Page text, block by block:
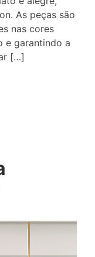
As peças são
nas cores
e garantindo a
[…]